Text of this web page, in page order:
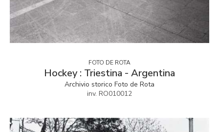
FOTO DE ROTA
Hockey : Triestina - Argentina
Archivio storico Foto de Rota
inv. RO010012